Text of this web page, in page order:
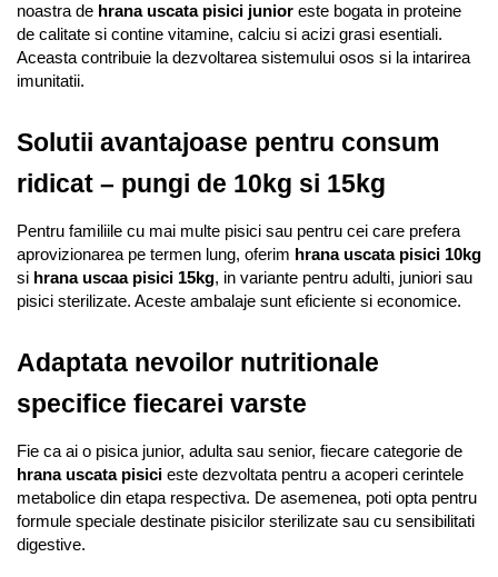
noastra de hrana uscata pisici junior este bogata in proteine
de calitate si contine vitamine, calciu si acizi grasi esentiali.
Aceasta contribuie la dezvoltarea sistemului osos si la intarirea
imunitatii.
Solutii avantajoase pentru consum
ridicat – pungi de 10kg si 15kg
Pentru familiile cu mai multe pisici sau pentru cei care prefera
aprovizionarea pe termen lung, oferim hrana uscata pisici 10kg
si hrana uscaa pisici 15kg, in variante pentru adulti, juniori sau
pisici sterilizate. Aceste ambalaje sunt eficiente si economice.
Adaptata nevoilor nutritionale
specifice fiecarei varste
hrana uscata pisici este dezvoltata pentru a acoperi cerintele
metabolice din etapa respectiva. De asemenea, poti opta pentru
formule speciale destinate pisicilor sterilizate sau cu sensibilitati
digestive.